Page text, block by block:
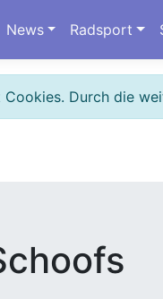
News Radsport
Durch die